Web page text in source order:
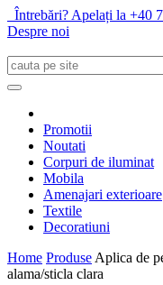
Întrebări? Apelați la +40
Despre noi
Promotii
Noutati
Corpuri de iluminat
Mobila
Amenajari exterioare
Textile
Decoratiuni
Home Produse Aplica de
alama/sticla clara